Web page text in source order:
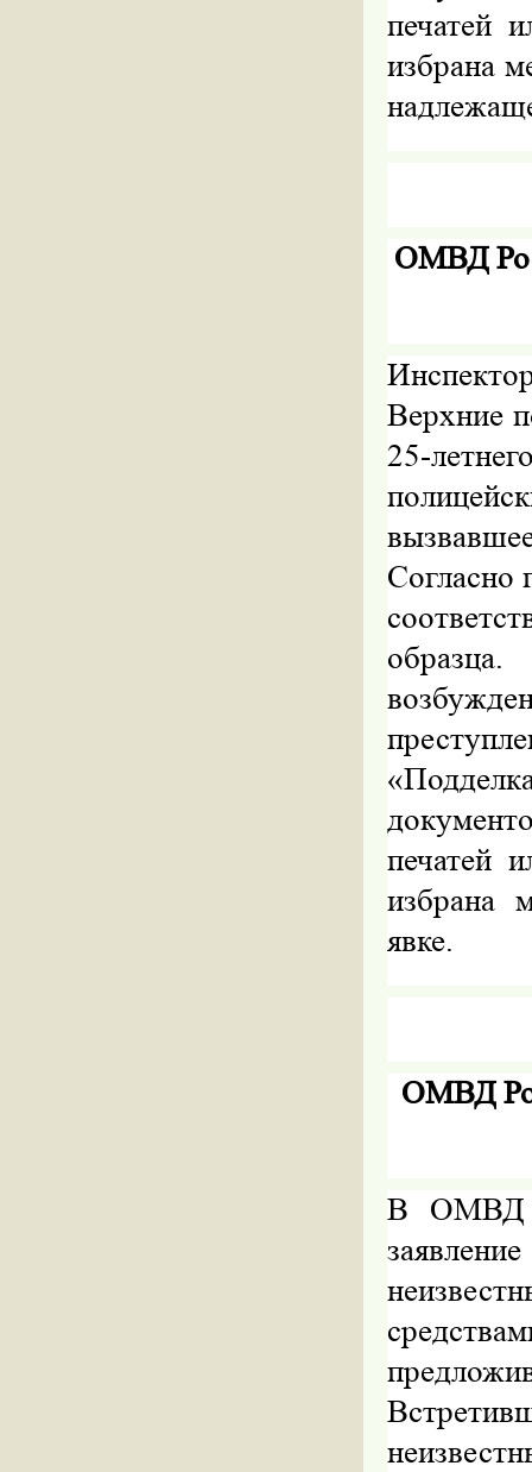
печатей
избрана
ОМВД
Верхние
25-
Согласно
печатей
избрана
явке.
ОМВД
В ОМВД